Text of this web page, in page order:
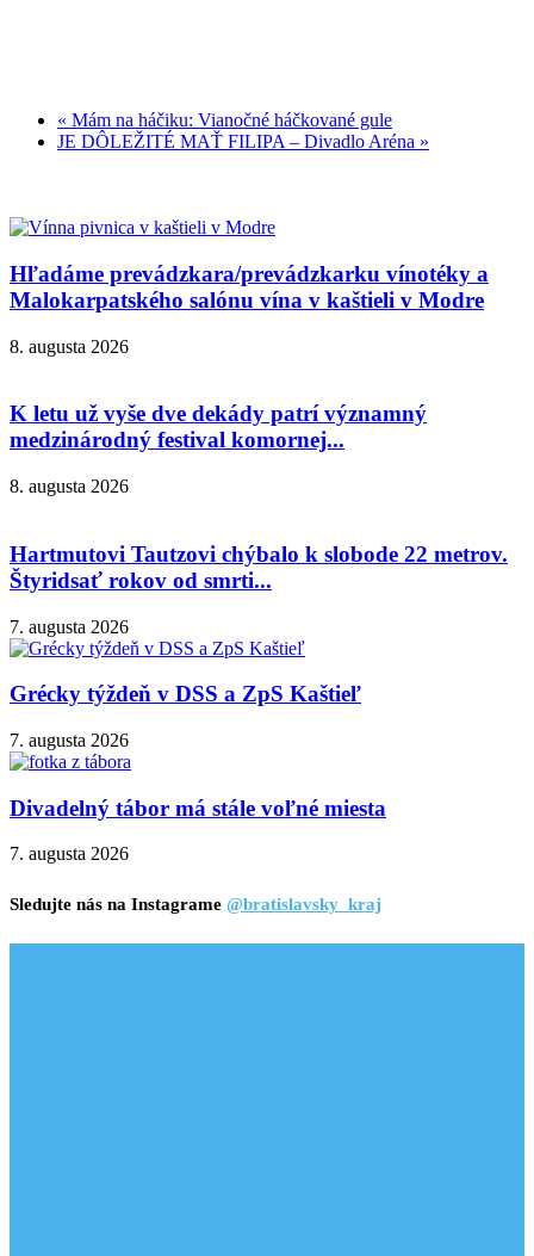
« Mám na háčiku: Vianočné háčkované gule
JE DÔLEŽITÉ MAŤ FILIPA – Divadlo Aréna »
Hľadáme prevádzkara/prevádzkarku vínotéky a
Malokarpatského salónu vína v kaštieli v Modre
8. augusta 2026
K letu už vyše dve dekády patrí významný
medzinárodný festival komornej...
8. augusta 2026
Hartmutovi Tautzovi chýbalo k slobode 22 metrov.
Štyridsať rokov od smrti...
7. augusta 2026
Grécky týždeň v DSS a ZpS Kaštieľ
7. augusta 2026
Divadelný tábor má stále voľné miesta
7. augusta 2026
Sledujte nás na Instagrame @bratislavsky_kraj